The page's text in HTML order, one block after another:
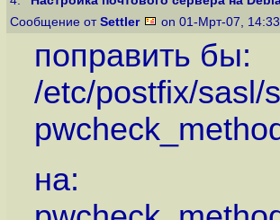
Сообщение от Settler on 01-Мрт-07, 14:33
поправить бы:
/etc/postfix/sasl/
на: